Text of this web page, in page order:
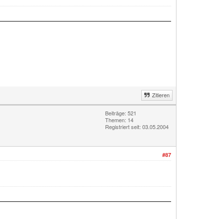
Zitieren
Beiträge: 521
Themen: 14
Registriert seit: 03.05.2004
#87